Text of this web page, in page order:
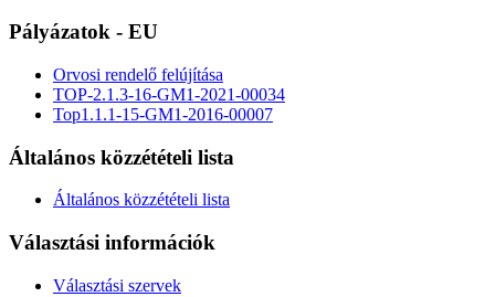
Pályázatok - EU
Orvosi rendelő felújítása
TOP-2.1.3-16-GM1-2021-00034
Top1.1.1-15-GM1-2016-00007
Általános közzétételi lista
Általános közzétételi lista
Választási információk
Választási szervek